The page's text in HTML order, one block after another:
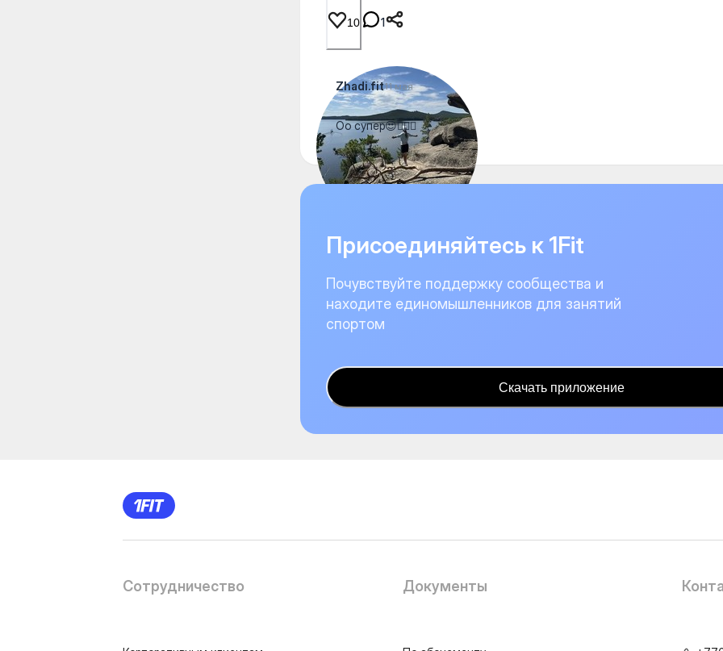
10 1
Zhadi.fit11 мая
Оо супер😍👍🏻🔥
Присоединяйтесь к 1Fit
Почувствуйте поддержку сообщества и
находите единомышленников для занятий
спортом
Скачать приложение
Сотрудничество Документы